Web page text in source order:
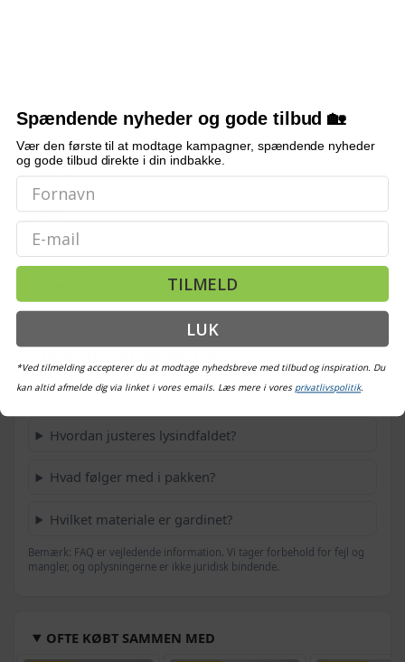
Kraftig, 100 cm
METALSKAFT DIAMETER
Hvid kuglekæde, længde 2 m
2 beslag, 2 grydekroge, kædeholder og pakninger
Hvad er forskellen på målene 100 cm og 96,7 cm?
Hvordan justeres lysindfaldet?
Hvad følger med i pakken?
Hvilket materiale er gardinet?
Bemærk: FAQ er vejledende information. Vi tager forbehold for fejl og
mangler, og oplysningerne er ikke juridisk bindende.
Sort - 40 x 100 cm 209,-
Sort - 140 x 175 cm
502,-
Grå - 70 x 120 cm
OFTE KØBT SAMMEN MED
Spændende nyheder og gode tilbud 🏡
Vær den første til at modtage kampagner, spændende nyheder
og gode tilbud direkte i din indbakke.
Email
TILMELD
LUK
*Ved tilmelding accepterer du at modtage nyhedsbreve med tilbud og inspiration. Du
kan altid afmelde dig via linket i vores emails. Læs mere i vores privatlivspolitik.